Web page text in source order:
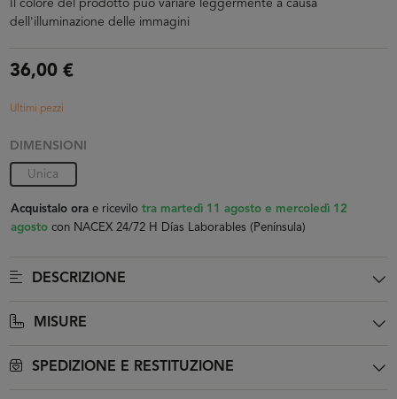
Il colore del prodotto può variare leggermente a causa
dell'illuminazione delle immagini
36,00 €
Ultimi pezzi
DIMENSIONI
Unica
Acquistalo orae ricevilo tra martedì 11 agosto e mercoledì 12
agosto con NACEX 24/72 H Días Laborables (Península)
DESCRIZIONE
MISURE
SPEDIZIONE E RESTITUZIONE